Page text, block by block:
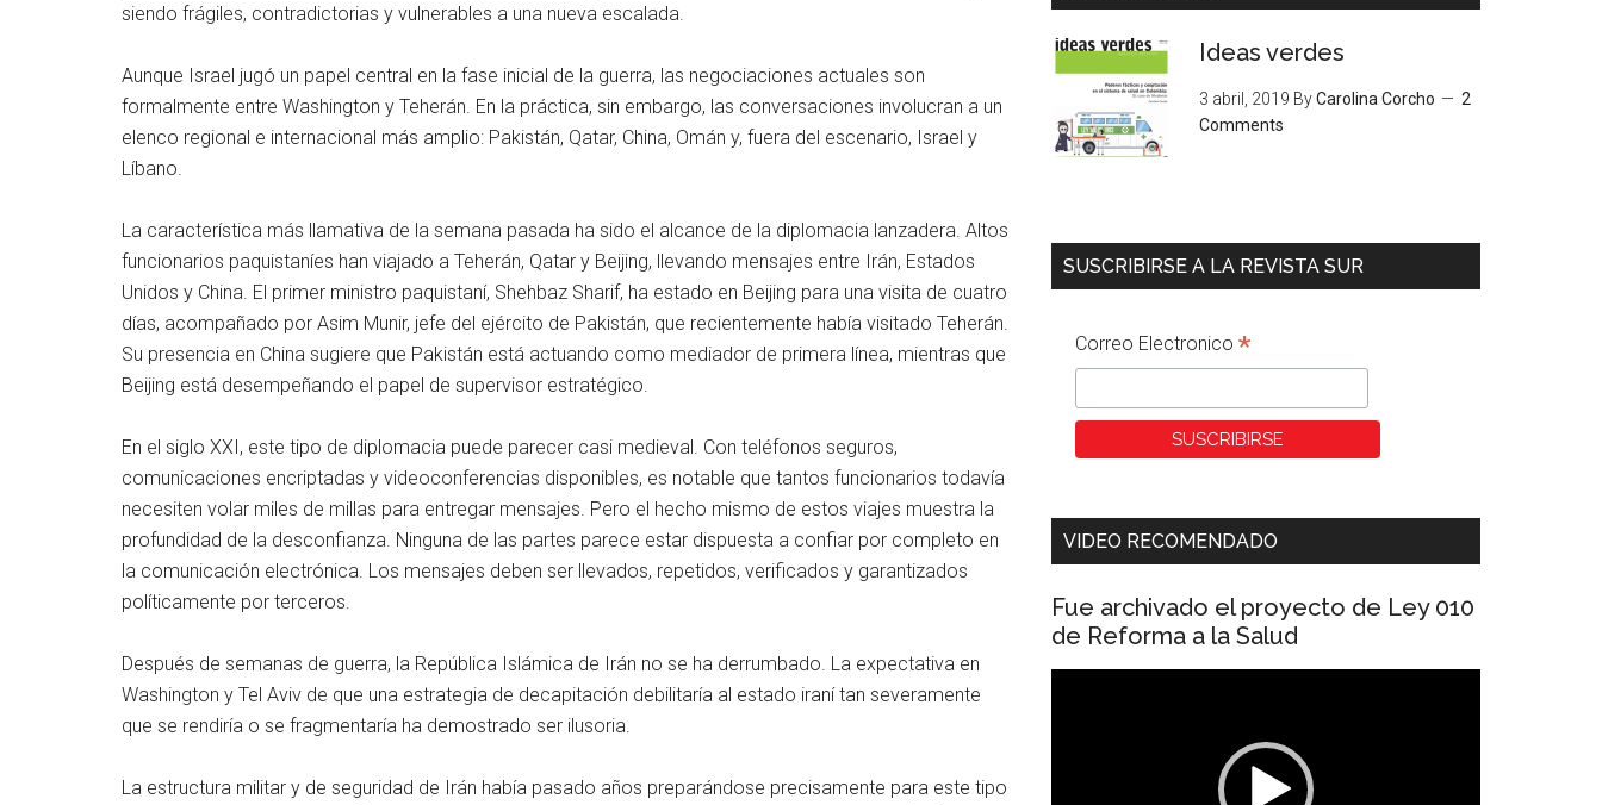
siendo frágiles, contradictorias y vulnerables a una nueva escalada.
Aunque Israel jugó un papel central en la fase inicial de la guerra, las negociaciones actuales son
formalmente entre Washington y Teherán. En la práctica, sin embargo, las conversaciones involucran a un
elenco regional e internacional más amplio: Pakistán, Qatar, China, Omán y, fuera del escenario, Israel y
Líbano.
La característica más llamativa de la semana pasada ha sido el alcance de la diplomacia lanzadera. Altos
funcionarios paquistaníes han viajado a Teherán, Qatar y Beijing, llevando mensajes entre Irán, Estados
Unidos y China. El primer ministro paquistaní, Shehbaz Sharif, ha estado en Beijing para una visita de cuatro
días, acompañado por Asim Munir, jefe del ejército de Pakistán, que recientemente había visitado Teherán.
Su presencia en China sugiere que Pakistán está actuando como mediador de primera línea, mientras que
Beijing está desempeñando el papel de supervisor estratégico.
En el siglo XXI, este tipo de diplomacia puede parecer casi medieval. Con teléfonos seguros,
comunicaciones encriptadas y videoconferencias disponibles, es notable que tantos funcionarios todavía
necesiten volar miles de millas para entregar mensajes. Pero el hecho mismo de estos viajes muestra la
profundidad de la desconfianza. Ninguna de las partes parece estar dispuesta a confiar por completo en
la comunicación electrónica. Los mensajes deben ser llevados, repetidos, verificados y garantizados
políticamente por terceros.
Después de semanas de guerra, la República Islámica de Irán no se ha derrumbado. La expectativa en
Washington y Tel Aviv de que una estrategia de decapitación debilitaría al estado iraní tan severamente
que se rendiría o se fragmentaría ha demostrado ser ilusoria.
La estructura militar y de seguridad de Irán había pasado años preparándose precisamente para este tipo
Ideas verdes
3 abril, 2019 ByCarolina Corcho
2
Comments
SUSCRIBIRSE A LA REVISTA SUR
Correo Electronico *
VIDEO RECOMENDADO
Fue archivado el proyecto de Ley 010
de Reforma a la Salud